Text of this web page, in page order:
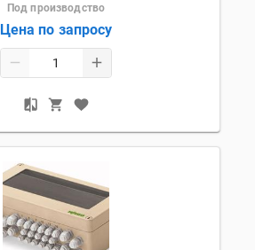
Под производство
Цена по запросу